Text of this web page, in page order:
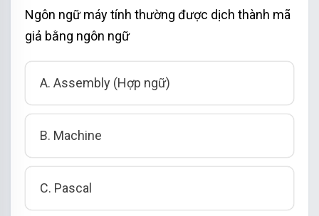
Ngôn ngữ máy tính thường được dịch thành mã
giả bằng ngôn ngữ
A. Assembly (Hợp ngữ)
B. Machine
C. Pascal